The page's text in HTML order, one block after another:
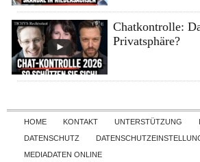
Chatkontrolle:
Privatsphäre?
Skip to
HOME KONTAKT UNTERSTÜTZUNG
DATENSCHUTZ
MEDIADATEN ONLINE